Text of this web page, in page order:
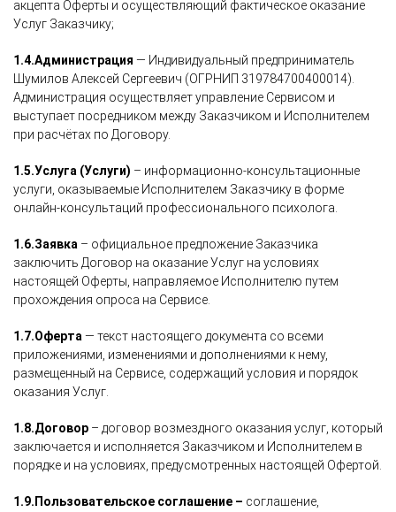
акцепта Оферты и осуществляющий фактическое оказание
Услуг Заказчику;
1.4.Администрация — Индивидуальный предприниматель
Шумилов Алексей Сергеевич (ОГРНИП 319784700400014).
Администрация осуществляет управление Сервисом и
выступает посредником между Заказчиком и Исполнителем
при расчётах по Договору.
1.5.Услуга (Услуги) – информационно-консультационные
услуги, оказываемые Исполнителем Заказчику в форме
онлайн-консультаций профессионального психолога.
1.6.Заявка – официальное предложение Заказчика
заключить Договор на оказание Услуг на условиях
настоящей Оферты, направляемое Исполнителю путем
прохождения опроса на Сервисе.
1.7.Оферта — текст настоящего документа со всеми
приложениями, изменениями и дополнениями к нему,
размещенный на Сервисе, содержащий условия и порядок
оказания Услуг.
1.8.Договор – договор возмездного оказания услуг, который
заключается и исполняется Заказчиком и Исполнителем в
порядке и на условиях, предусмотренных настоящей Офертой.
1.9. Пользовательское соглашение – соглашение,